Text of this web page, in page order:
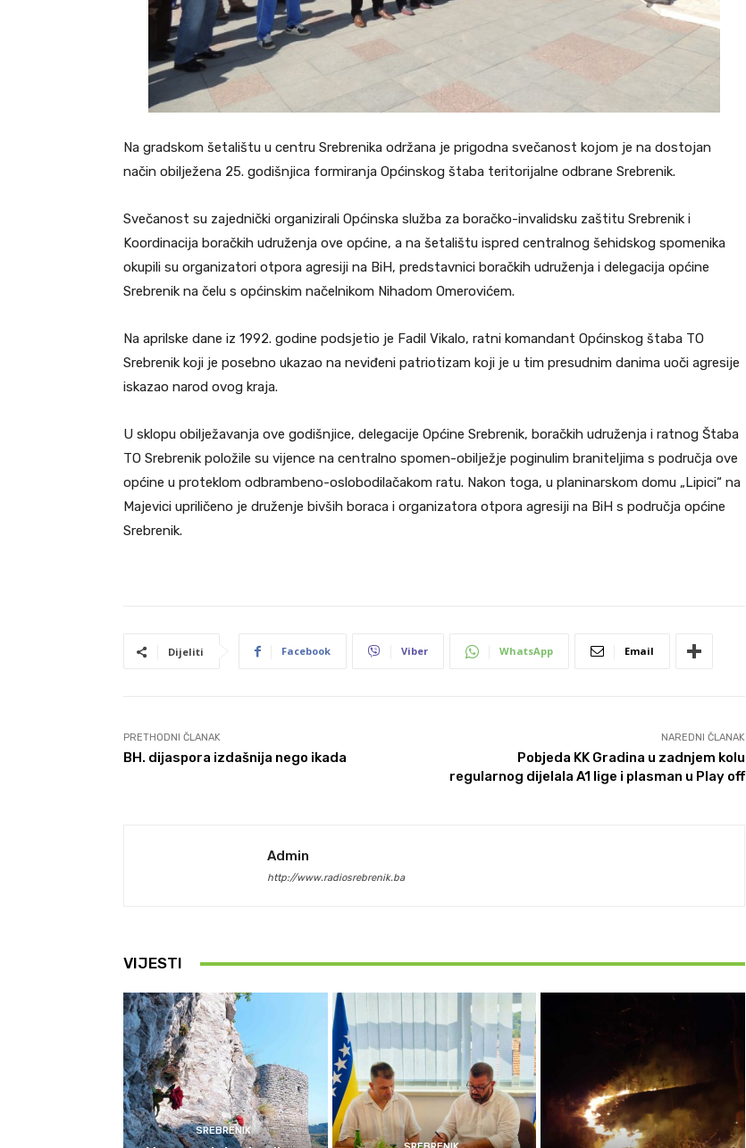
Na gradskom šetalištu u centru Srebrenika održana je prigodna svečanost kojom je na dostojan
način obilježena 25. godišnjica formiranja Općinskog štaba teritorijalne odbrane Srebrenik.
Svečanost su zajednički organizirali Općinska služba za boračko-invalidsku zaštitu Srebrenik i
Koordinacija boračkih udruženja ove općine, a na šetalištu ispred centralnog šehidskog spomenika
okupili su organizatori otpora agresiji na BiH, predstavnici boračkih udruženja i delegacija općine
Srebrenik na čelu s općinskim načelnikom Nihadom Omerovićem.
Na aprilske dane iz 1992. godine podsjetio je Fadil Vikalo, ratni komandant Općinskog štaba TO
Srebrenik koji je posebno ukazao na neviđeni patriotizam koji je u tim presudnim danima uoči agresije
iskazao narod ovog kraja.
U sklopu obilježavanja ove godišnjice, delegacije Općine Srebrenik, boračkih udruženja i ratnog Štaba
TO Srebrenik položile su vijence na centralno spomen-obilježje poginulim braniteljima s područja ove
općine u proteklom odbrambeno-oslobodilačakom ratu. Nakon toga, u planinarskom domu „Lipici“ na
Majevici upriličeno je druženje bivših boraca i organizatora otpora agresiji na BiH s područja općine
Srebrenik.
Dijeliti Facebook Viber WhatsApp Email
PRETHODNI ČLANAK
BH. dijaspora izdašnija nego ikada
NAREDNI ČLANAK
Pobjeda KK Gradina u zadnjem kolu
regularnog dijelala A1 lige i plasman u Play off
Admin
http://www.radiosrebrenik.ba
VIJESTI
SREBRENIK